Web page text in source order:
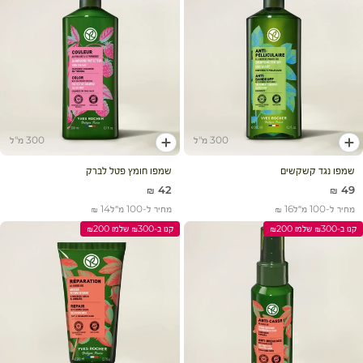
300 מ"ל
הוסף לעגלה
שמפו נגד קשקשים
מחיר מבצע
49 ₪
מחיר ל-100 מ״ל 16 ₪
300 מ"ל
הוסף לעגלה
שמפו חומץ פטל לברק
מחיר מבצע
42 ₪
מחיר ל-100 מ״ל 14 ₪
קנו ב-₪300 שלמו ₪200 קנו ב-₪300 שלמו ₪200